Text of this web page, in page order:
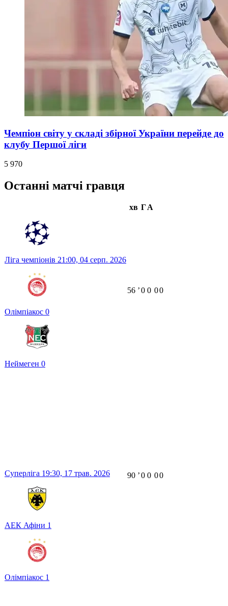
Чемпіон світу у складі збірної України перейде до
клубу Першої ліги
5 970
Останні матчі гравця
хв ГА
Ліга чемпіонів 21:00, 04 серп. 2026
Олімпіакос 0
Неймеген 0
56 ʼ0 0 00
Суперліга 19:30, 17 трав. 2026
АЕК Афіни 1
Олімпіакос 1
90 ʼ0 0 00